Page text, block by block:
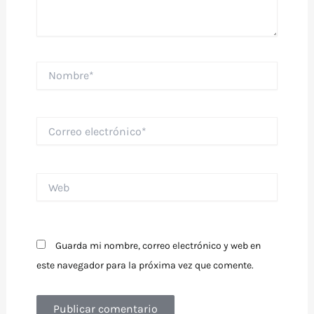
electrónico*
Guarda mi nombre, correo electrónico y web en
este navegador para la próxima vez que comente.